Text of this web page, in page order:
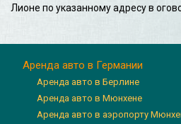
Лионе по указанному адресу в
Аренда авто в Германии
Аренда авто в Берлине
Аренда авто в Мюнхене
Аренда авто в аэропорту